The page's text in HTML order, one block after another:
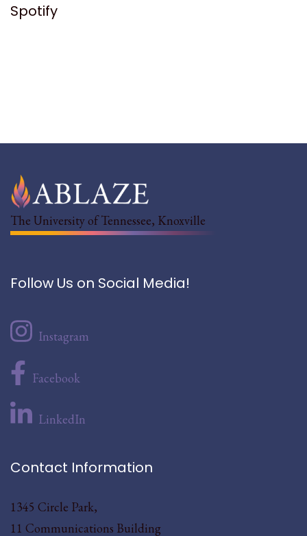
Spotify
The University of Tennessee, Knoxville
Follow Us on Social Media!
Instagram
Facebook
LinkedIn
Contact Information
1345 Circle Park,
11 Communications Building